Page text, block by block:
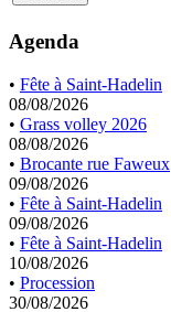
Agenda
• Fête à Saint-Hadelin
08/08/2026
• Grass volley 2026
08/08/2026
• Brocante rue Faweux
09/08/2026
• Fête à Saint-Hadelin
09/08/2026
• Fête à Saint-Hadelin
10/08/2026
• Procession
30/08/2026